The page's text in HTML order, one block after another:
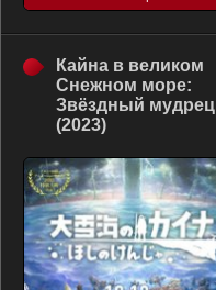
Кайна в великом
Снежном море:
Звёздный мудрец
(2023)